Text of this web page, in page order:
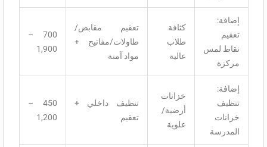
إضافة:
تعقيم
نقاط لمس
مركزة
كثافة
طلاب
عالية
تعقيم مقابض/
طاولات/مفاتيح +
مواد آمنة
700 –
1,900
إضافة:
تنظيف
خزانات
المدرسة
خزانات
أرضية/
علوية
تنظيف داخلي +
تعقيم
450 –
1,200